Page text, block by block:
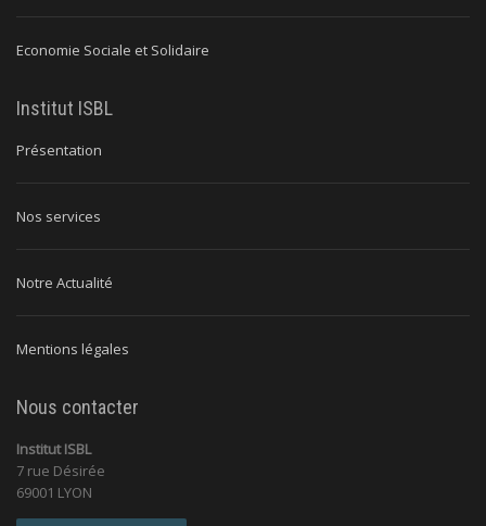
Economie Sociale et Solidaire
Institut ISBL
Présentation
Nos services
Notre Actualité
Mentions légales
Nous contacter
Institut ISBL
7 rue Désirée
69001 LYON